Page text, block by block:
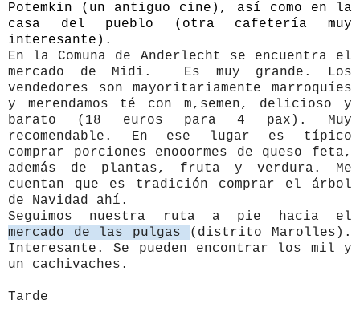
Potemkin (un antiguo cine), así como en la
casa del pueblo (otra cafetería muy
interesante) .
En la Comuna de Anderlecht se encuentra el
mercado de Midi. Es muy grande. Los
vendedores son mayoritariamente marroquíes
y merendamos té con m,semen, delicioso y
barato (18 euros para 4 pax). Muy
recomendable. En ese lugar es típico
comprar porciones enooormes de queso feta,
además de plantas, fruta y verdura. Me
cuentan que es tradición comprar el árbol
de Navidad ahí.
Seguimos nuestra ruta a pie hacia el
mercado de las pulgas (distrito Marolles).
Interesante. Se pueden encontrar los mil y
un cachivaches.
Tarde